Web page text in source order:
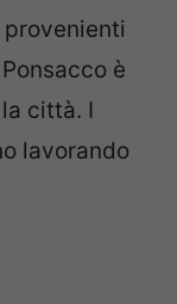
è
città. I
lavorando